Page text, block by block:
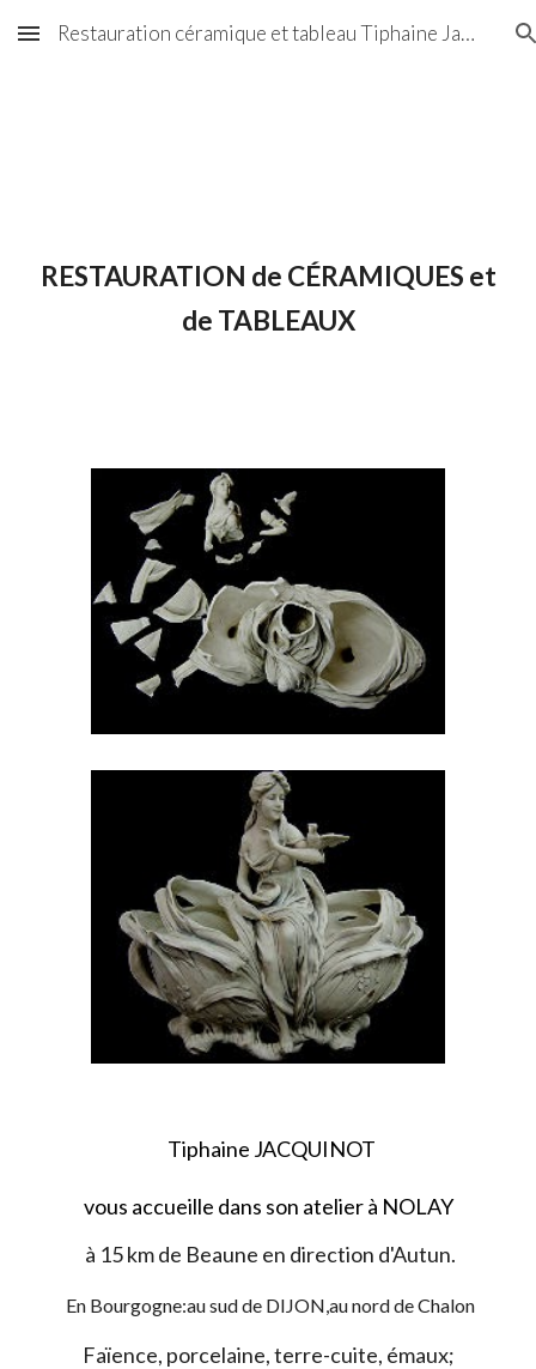
Skip to main content Skip to navigation
Restauration céramique et tableau Tiphaine Jacquinot Beaune
RESTAURATION de CÉRAMIQUES et
de TABLEAUX
Tiphaine JACQUINOT
vous accueille dans son atelier à NOLAY
à 15 km de Beaune en direction d'Autun.
En Bourgogne:au sud de DIJON,au nord de Chalon
Faïence, porcelaine, terre-cuite, émaux;